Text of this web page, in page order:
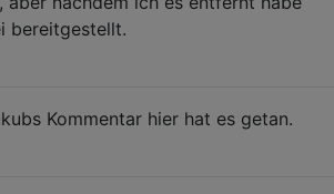
bereitgestellt.
Kommentar hier hat es getan.